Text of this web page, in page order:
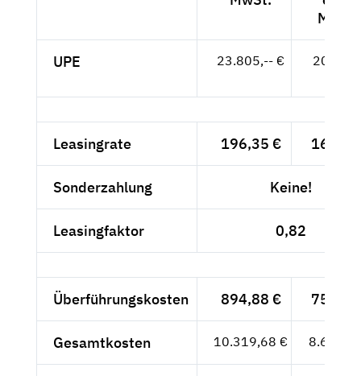
MwSt.
UPE 23.805,-- €
Leasingrate 196,35 € 165,--
Sonderzahlung Keine!
Leasingfaktor 0,82
Überführungskosten 894,88 € 752,--
Gesamtkosten 10.319,68 € 8.672,--